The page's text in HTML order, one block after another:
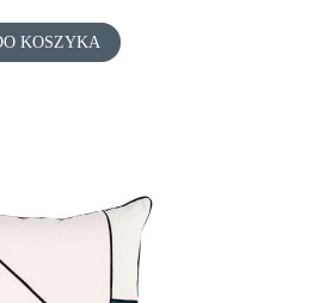
KOSZYKA